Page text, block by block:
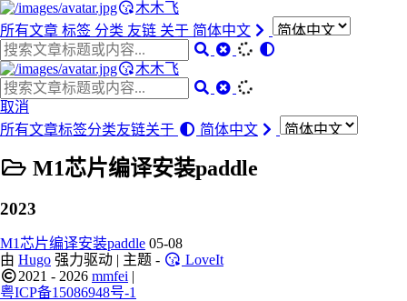
木木飞
所有文章 标签 分类 友链 关于 简体中文
木木飞
取消
所有文章标签分类友链关于 简体中文
M1芯片编译安装paddle
2023
M1芯片编译安装paddle 05-08
由 Hugo 强力驱动 | 主题 -
LoveIt
2021 - 2026 mmfei |
粤ICP备15086948号-1